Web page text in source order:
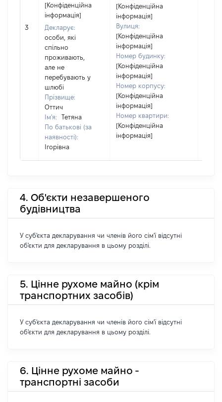
3
[Конфіденційна
інформація]
Декларує:
особи, які
спільно
проживають,
але не
перебувають у
шлюбі
Прізвище:
Оттич
Ім'я:
Тетяна
По батькові (за
наявності):
Ігорівна
[Конфіденційна
інформація]
Вулиця:
[Конфіденційна
інформація]
Номер будинку:
[Конфіденційна
інформація]
Номер корпусу:
[Конфіденційна
інформація]
Номер квартири:
[Конфіденційна
інформація]
4. Об'єкти незавершеного
будівництва
У суб'єкта декларування чи членів його сім'ї відсутні
об'єкти для декларування в цьому розділі.
5. Цінне рухоме майно (крім
транспортних засобів)
У суб'єкта декларування чи членів його сім'ї відсутні
об'єкти для декларування в цьому розділі.
6. Цінне рухоме майно -
транспортні засоби